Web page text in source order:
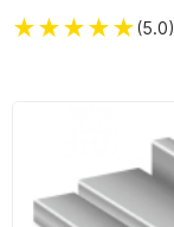
★★★★★(5.0)